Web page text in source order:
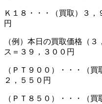
Ｋ１８・・・（買取）３
円
（例）本日の買取価格（
ス＝３９，３００円
（ＰＴ９００）・・・（
２，５５０円
（ＰＴ８５０）・・・（